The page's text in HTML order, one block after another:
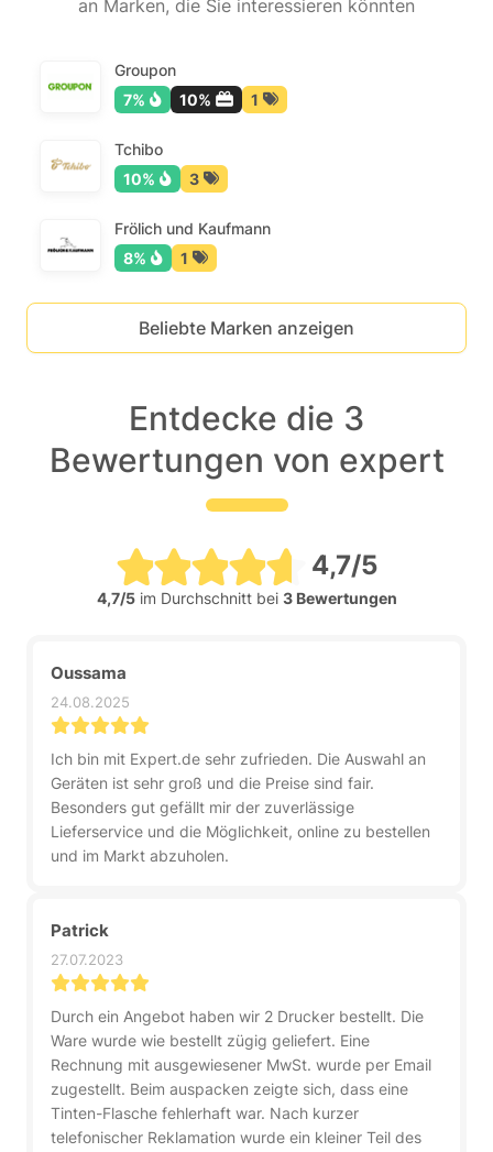
an Marken, die Sie interessieren könnten
Groupon
7%
10% 1
Tchibo
10%
3
Frölich und Kaufmann
8%
1
Beliebte Marken anzeigen
Entdecke die 3
Bewertungen von expert
4,7/5
4,7/5im Durchschnitt bei 3 Bewertungen
Oussama
24.08.2025
Ich bin mit Expert.de sehr zufrieden. Die Auswahl an
Geräten ist sehr groß und die Preise sind fair.
Besonders gut gefällt mir der zuverlässige
Lieferservice und die Möglichkeit, online zu bestellen
und im Markt abzuholen.
Patrick
27.07.2023
Durch ein Angebot haben wir 2 Drucker bestellt. Die
Ware wurde wie bestellt zügig geliefert. Eine
Rechnung mit ausgewiesener MwSt. wurde per Email
zugestellt. Beim auspacken zeigte sich, dass eine
Tinten-Flasche fehlerhaft war. Nach kurzer
telefonischer Reklamation wurde ein kleiner Teil des